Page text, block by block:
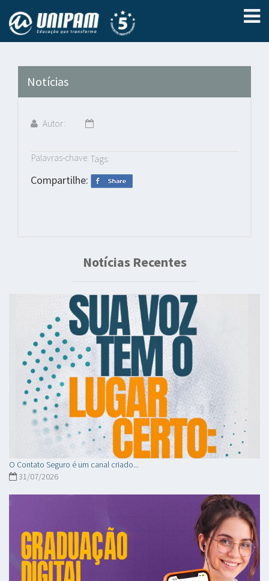
Notícias
Autor:
Palavras-chave: Tags:
Compartilhe:
Notícias Recentes
O Contato Seguro é um canal criado...
31/07/2026